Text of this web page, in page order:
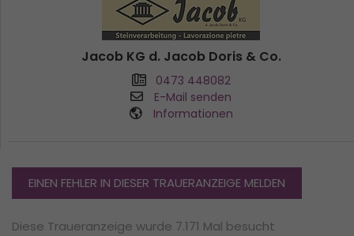
Jacob KG d. Jacob Doris & Co.
0473 448082
E-Mail senden
Informationen
EINEN FEHLER IN DIESER TRAUERANZEIGE MELDEN
Diese Traueranzeige wurde 7.171 Mal besucht